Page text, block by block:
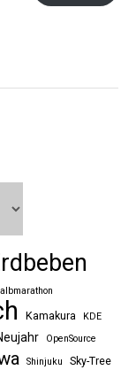
Kamakura KDE
OpenSource
Shinjuku Sky-Tree